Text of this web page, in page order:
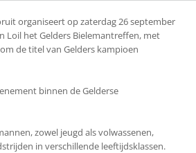
organiseert op zaterdag 26 september
Loil het Gelders Bielemantreffen, met
de titel van Gelders kampioen
binnen de Gelderse
zowel jeugd als volwassenen,
in verschillende leeftijdsklassen.